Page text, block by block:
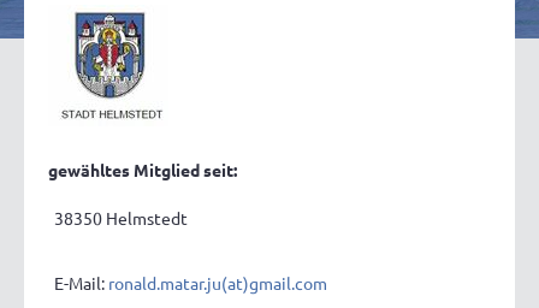
gewähltes Mitglied seit:
38350 Helmstedt
E-Mail: ronald.matar.ju(at)gmail.com